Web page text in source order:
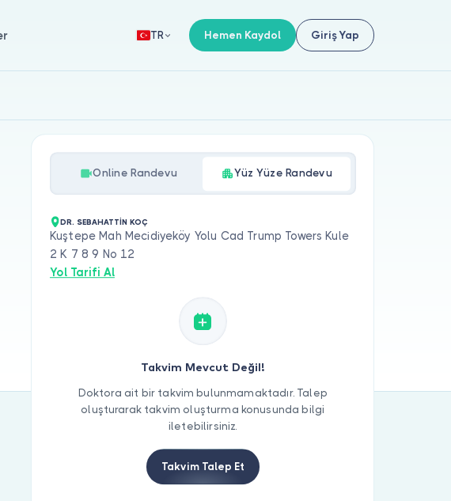
TR Hemen Kaydol Giriş Yap
Online Randevu Yüz Yüze Randevu
DR. SEBAHATTİN KOÇ
Kuştepe Mah Mecidiyeköy Yolu Cad Trump Towers Kule
2 K 7 8 9 No 12
Yol Tarifi Al
Takvim Mevcut Değil!
Doktora ait bir takvim bulunmamaktadır. Talep
oluşturarak takvim oluşturma konusunda bilgi
iletebilirsiniz.
Takvim Talep Et